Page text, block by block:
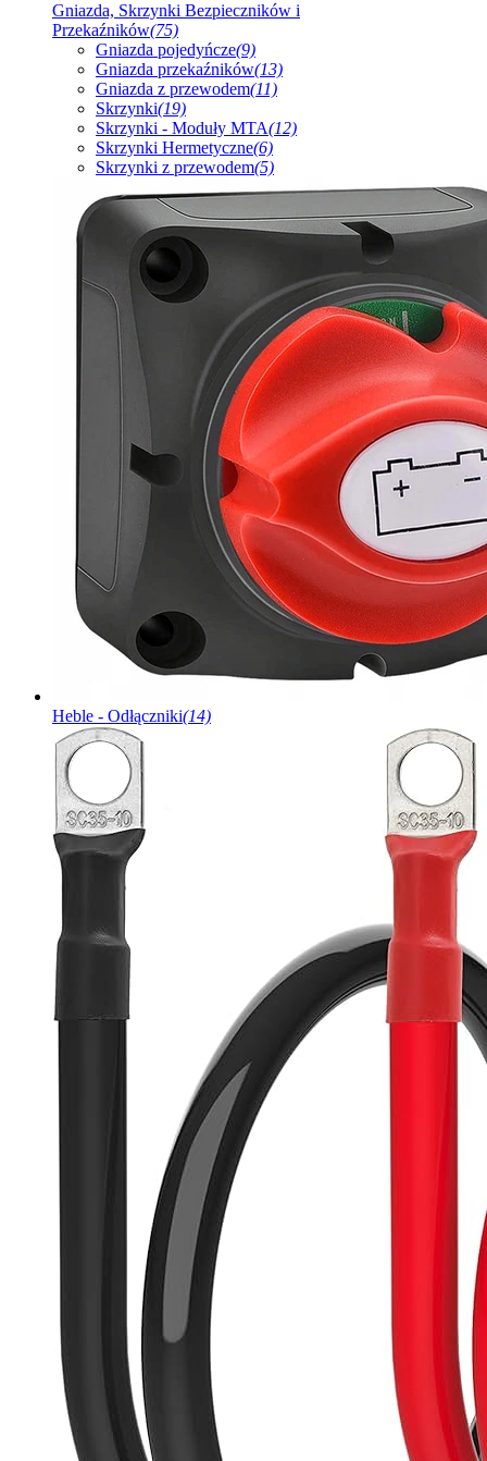
Gniazda, Skrzynki Bezpieczników i
Przekaźników(75)
Gniazda pojedyńcze(9)
Gniazda przekaźników(13)
Gniazda z przewodem(11)
Skrzynki(19)
Skrzynki - Moduły MTA(12)
Skrzynki Hermetyczne(6)
Skrzynki z przewodem(5)
Heble - Odłączniki(14)